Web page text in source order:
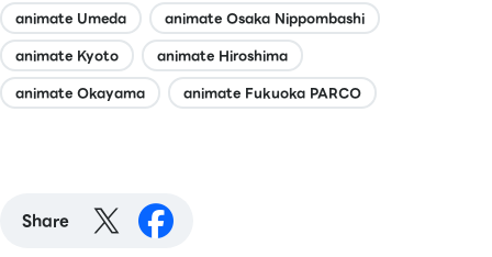
animate Umeda
animate Osaka Nippombashi
animate Kyoto
animate Hiroshima
animate Okayama
animate Fukuoka PARCO
Share